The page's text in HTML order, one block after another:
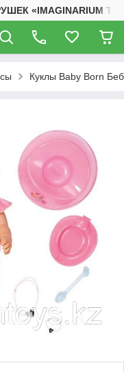
«IMAGINARIUM
Куклы Baby Born